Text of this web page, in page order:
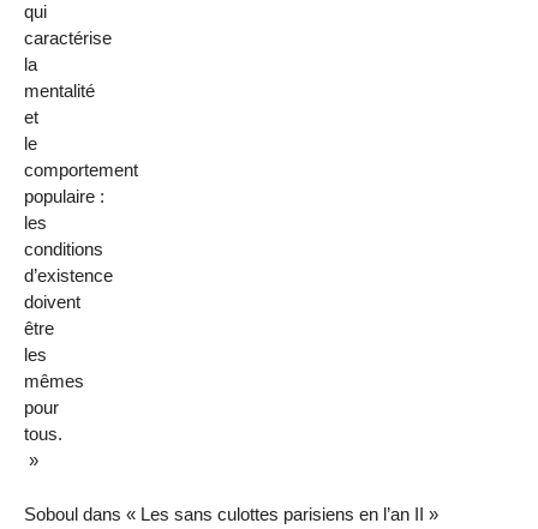
qui
caractérise
la
mentalité
et
le
comportement
populaire :
les
conditions
d’existence
doivent
être
les
mêmes
pour
tous.
»
Soboul dans « Les sans culottes parisiens en l’an II »